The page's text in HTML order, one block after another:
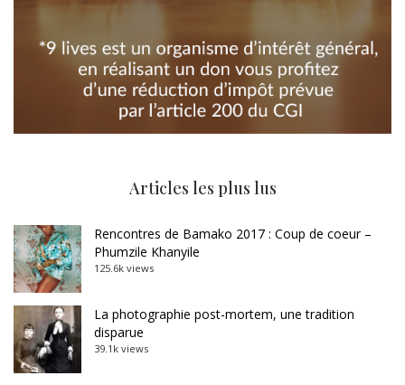
Articles les plus lus
Rencontres de Bamako 2017 : Coup de coeur –
Phumzile Khanyile
125.6k views
La photographie post-mortem, une tradition
disparue
39.1k views